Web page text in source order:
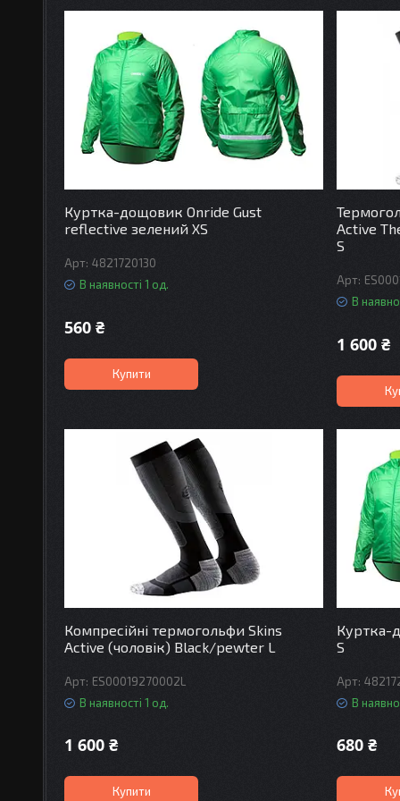
Куртка-дощовик Onride Gust
reflective зелений XS
4821720130
В наявності 1 од.
560 ₴
Купити
Active
S
В
1 600 ₴
Компресійні термогольфи Skins
Active (чоловік) Black/pewter L
ES00019270002L
В наявності 1 од.
1 600 ₴
Купити
Куртка-
S
В
680 ₴